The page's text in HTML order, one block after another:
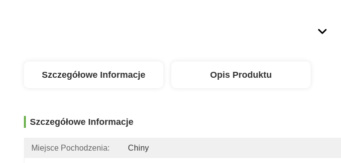
Szczegółowe Informacje Opis Produktu
Szczegółowe Informacje
Miejsce Pochodzenia: Chiny